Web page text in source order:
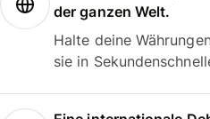
der ganzen Welt.
Halte deine
sie in